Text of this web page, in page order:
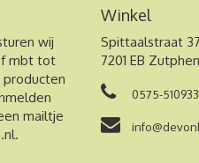
wij
mbt tot
mailtje
.
Winkel
Spittaalstraat
7201 EB Zutphen
0575-510933